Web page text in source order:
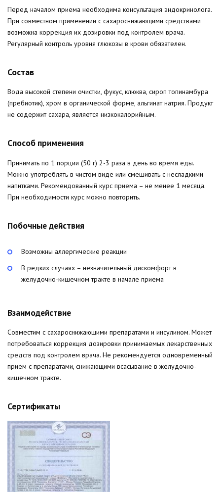
Перед началом приема необходима консультация эндокринолога.
При совместном применении с сахароснижающими средствами
возможна коррекция их дозировки под контролем врача.
Регулярный контроль уровня глюкозы в крови обязателен.
Состав
Вода высокой степени очистки, фукус, клюква, сироп топинамбура
(пребиотик), хром в органической форме, альгинат натрия. Продукт
не содержит сахара, является низкокалорийным.
Способ применения
Принимать по 1 порции (50 г) 2-3 раза в день во время еды.
Можно употреблять в чистом виде или смешивать с несладкими
напитками. Рекомендованный курс приема – не менее 1 месяца.
При необходимости курс можно повторить.
Побочные действия
Возможны аллергические реакции
В редких случаях – незначительный дискомфорт в
желудочно-кишечном тракте в начале приема
Взаимодействие
Совместим с сахароснижающими препаратами и инсулином. Может
потребоваться коррекция дозировки принимаемых лекарственных
средств под контролем врача. Не рекомендуется одновременный
прием с препаратами, снижающими всасывание в желудочно-
кишечном тракте.
Сертификаты